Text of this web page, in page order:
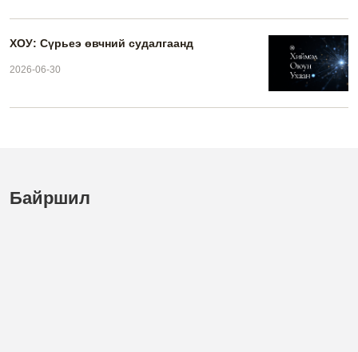
ХОУ: Сүрьеэ өвчний судалгаанд
2026-06-30
Байршил